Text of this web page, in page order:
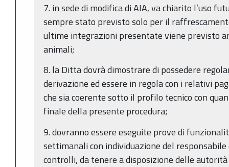
7. in sede di modifica di AIA, va chiarito l’uso
sempre stato previsto solo per il
ultime integrazioni presentate viene previsto
animali;
8. la Ditta dovrà dimostrare di possedere
derivazione ed essere in regola con i relativi
che sia coerente sotto il profilo tecnico con
finale della presente procedura;
9. dovranno essere eseguite prove di
settimanali con individuazione del
controlli, da tenere a disposizione delle